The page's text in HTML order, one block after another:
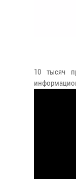
10 тысяч